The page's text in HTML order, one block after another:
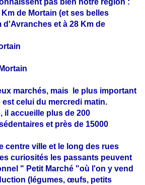
pas bien notre région :
de Mortain (et ses belles
d'Avranches et à 28 Km de
marchés, mais le plus important
celui du mercredi matin.
il accueille plus de 200
et près de 15000
centre ville et le long des rues
curiosités les passants peuvent
" Petit Marché "où l'on y vend
(légumes, œufs, petits